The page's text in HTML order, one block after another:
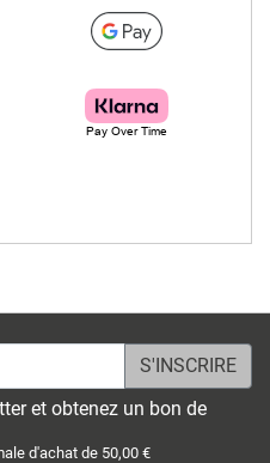
et obtenez un bon de
d'achat de 50,00 €